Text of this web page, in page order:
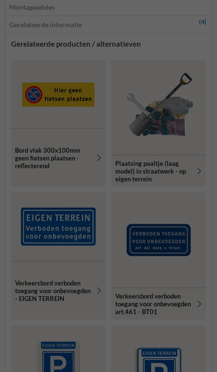
Montageadvies
Gerelateerde informatie (4)
Gerelateerde producten / alternatieven
Bord vlak 300x100mm
geen fietsen plaatsen -
reflecterend
Plaatsing paaltje (laag
model) in straatwerk - op
eigen terrein
Verkeersbord verboden
toegang voor onbevoegden
- EIGEN TERREIN
Verkeersbord verboden
toegang voor onbevoegden
art.461 - BT01